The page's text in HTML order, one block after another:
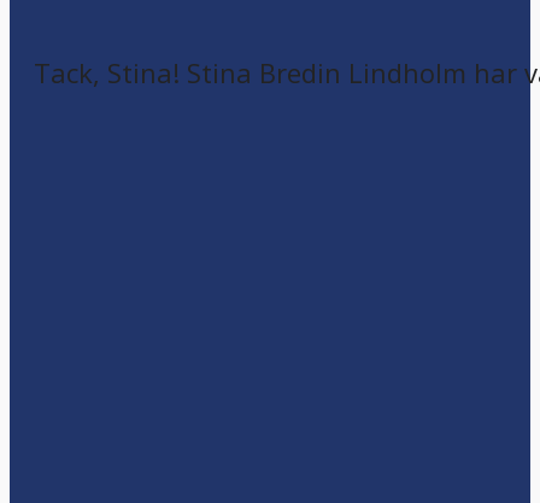
Tack, Stina! Stina Bredin Lindholm har